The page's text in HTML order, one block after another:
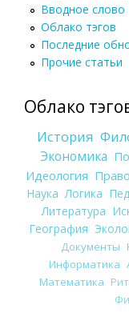
Вводное слово
Облако тэгов
Последние
Прочие статьи
Облако
История
Экономика
Идеология Право
Наука Логика
Литература
География
Документы
Информатика
Математика